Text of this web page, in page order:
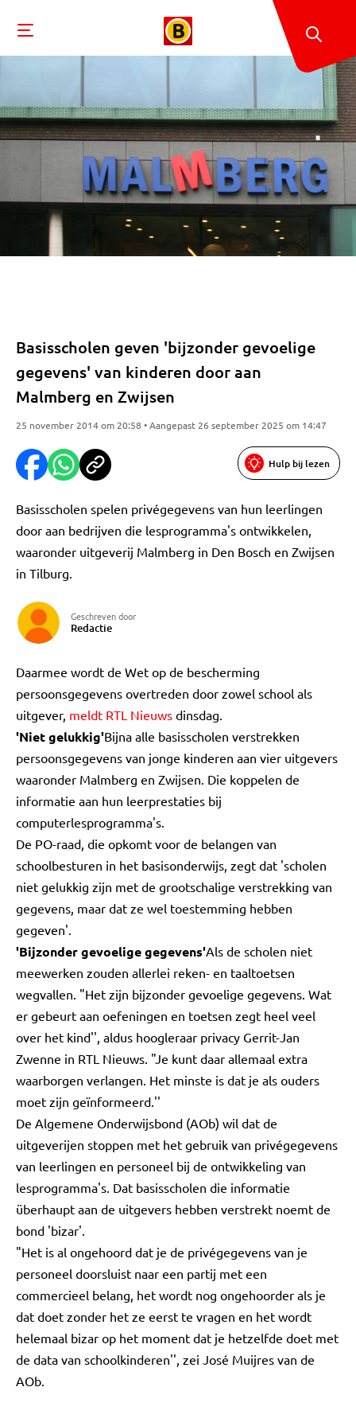
Basisscholen geven 'bijzonder gevoelige
gegevens' van kinderen door aan
Malmberg en Zwijsen
25 november 2014 om 20:58 • Aangepast 26 september 2025 om 14:47
Hulp bij lezen
Basisscholen spelen privégegevens van hun leerlingen
door aan bedrijven die lesprogramma's ontwikkelen,
waaronder uitgeverij Malmberg in Den Bosch en Zwijsen
in Tilburg.
Geschreven door
Redactie
Daarmee wordt de Wet op de bescherming
persoonsgegevens overtreden door zowel school als
uitgever, meldt RTL Nieuws dinsdag.
'Niet gelukkig'Bijna alle basisscholen verstrekken
persoonsgegevens van jonge kinderen aan vier uitgevers
waaronder Malmberg en Zwijsen. Die koppelen de
informatie aan hun leerprestaties bij
computerlesprogramma's.
De PO-raad, die opkomt voor de belangen van
schoolbesturen in het basisonderwijs, zegt dat 'scholen
niet gelukkig zijn met de grootschalige verstrekking van
gegevens, maar dat ze wel toestemming hebben
gegeven'.
'Bijzonder gevoelige gegevens'Als de scholen niet
meewerken zouden allerlei reken- en taaltoetsen
wegvallen. "Het zijn bijzonder gevoelige gegevens. Wat
er gebeurt aan oefeningen en toetsen zegt heel veel
over het kind'', aldus hoogleraar privacy Gerrit-Jan
Zwenne in RTL Nieuws. "Je kunt daar allemaal extra
waarborgen verlangen. Het minste is dat je als ouders
moet zijn geïnformeerd.''
De Algemene Onderwijsbond (AOb) wil dat de
uitgeverijen stoppen met het gebruik van privégegevens
van leerlingen en personeel bij de ontwikkeling van
lesprogramma's. Dat basisscholen die informatie
überhaupt aan de uitgevers hebben verstrekt noemt de
bond 'bizar'.
"Het is al ongehoord dat je de privégegevens van je
personeel doorsluist naar een partij met een
commercieel belang, het wordt nog ongehoorder als je
dat doet zonder het ze eerst te vragen en het wordt
helemaal bizar op het moment dat je hetzelfde doet met
de data van schoolkinderen'', zei José Muijres van de
AOb.